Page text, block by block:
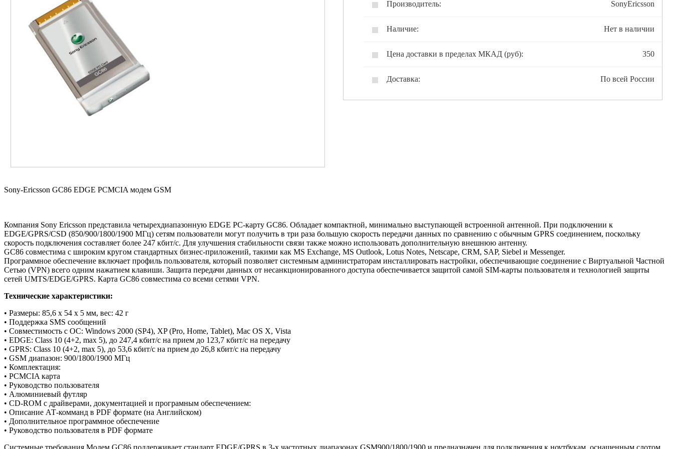
Производитель: SonyEricsson
Наличие: Нет в наличии
Цена доставки в пределах МКАД (руб): 350
Доставка: По всей России
Sony-Ericsson GC86 EDGE PCMCIA модем GSM
Компания Sony Ericsson представила четырехдиапазонную EDGE РС-карту GC86. Обладает компактной, минимально выступающей встроенной антенной. При подключении к
EDGE/GPRS/CSD (850/900/1800/1900 МГц) сетям пользователи могут получить в три раза большую скорость передачи данных по сравнению с обычным GPRS соединением, поскольку
скорость подключения составляет более 247 кбит/с. Для улучшения стабильности связи также можно использовать дополнительную внешнюю антенну.
GC86 совместима с широким кругом стандартных бизнес-приложений, такими как MS Exchange, MS Outlook, Lotus Notes, Netscape, CRM, SAP, Siebel и Messenger.
Программное обеспечение включает профиль пользователя, который позволяет системным администраторам инсталлировать настройки, обеспечивающие соединение с Виртуальной Частной
Сетью (VPN) всего одним нажатием клавиши. Защита передачи данных от несанкционированного доступа обеспечивается защитой самой SIM-карты пользователя и технологией защиты
сетей UMTS/EDGE/GPRS. Карта GC86 совместима со всеми сетями VPN.
Технические характеристики:
• Размеры: 85,6 x 54 x 5 мм, вес: 42 г
• Поддержка SMS сообщений
• Совместимость с ОС: Windows 2000 (SP4), XP (Pro, Home, Tablet), Mac OS X, Vista
• EDGE: Class 10 (4+2, max 5), до 247,4 кбит/с на прием до 123,7 кбит/с на передачу
• GPRS: Class 10 (4+2, max 5), до 53,6 кбит/с на прием до 26,8 кбит/с на передачу
• GSM диапазон: 900/1800/1900 МГц
• Комплектация:
• PCMCIA карта
• Руководство пользователя
• Алюминиевый футляр
• CD-ROM с драйверами, документацией и програмным обеспечением:
• Описание АТ-комманд в PDF формате (на Английском)
• Дополнительное программное обеспечение
• Руководство пользователя в PDF формате
Системные требования Модем GC86 поддерживает стандарт EDGE/GPRS в 3-х частотных диапазонах GSM900/1800/1900 и предназначен для подключения к ноутбукам, оснащенным слотом